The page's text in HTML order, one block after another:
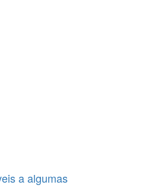
a algumas